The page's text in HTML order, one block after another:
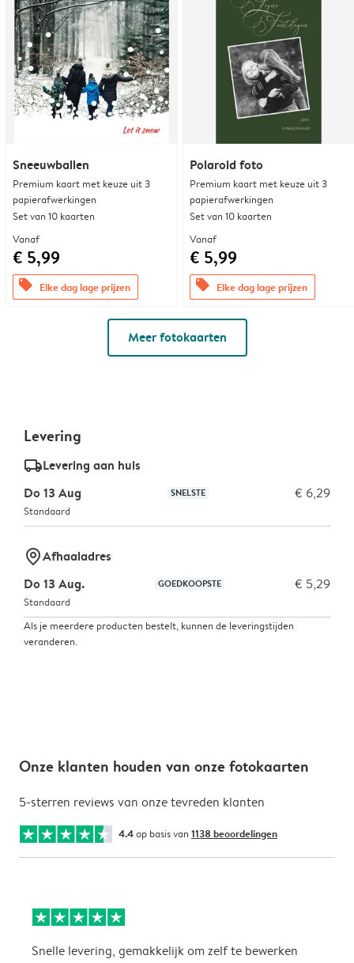
Sneeuwballen
Premium kaart met keuze uit 3
papierafwerkingen
Set van 10 kaarten
Vanaf
€ 5,99
offers Elke dag lage prijzen
Polaroid foto
Premium kaart met keuze uit 3
papierafwerkingen
Set van 10 kaarten
Vanaf
€ 5,99
offers Elke dag lage prijzen
Meer fotokaarten
Levering
delivery_standard_v2Levering aan huis
Do 13 Aug
SNELSTE € 6,29
Standaard
marker-pinAfhaaladres
Do 13 Aug.
GOEDKOOPSTE € 5,29
Standaard
Als je meerdere producten bestelt, kunnen de leveringstijden
veranderen.
Onze klanten houden van onze fotokaarten
5-sterren reviews van onze tevreden klanten
4.4op basis van 1138 beoordelingen
Snelle levering, gemakkelijk om zelf te bewerken